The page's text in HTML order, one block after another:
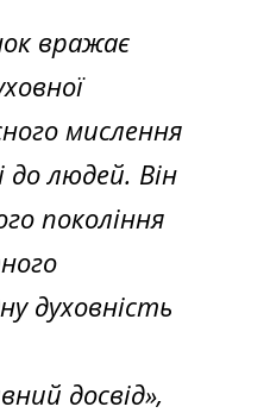
вражає
мислення
до людей. Він
покоління
духовність
досвід»,